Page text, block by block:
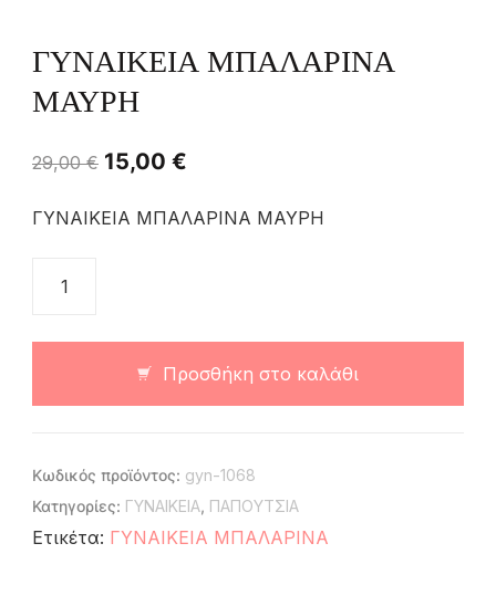
ΓΥΝΑΙΚΕΙΑ ΜΠΑΛΑΡΙΝΑ
ΜΑΥΡΗ
29,00€ 15,00 €
ΓΥΝΑΙΚΕΙΑ ΜΠΑΛΑΡΙΝΑ ΜΑΥΡΗ
Προσθήκη στο καλάθι
Κωδικός προϊόντος: gyn-1068
Κατηγορίες: ΓΥΝΑΙΚΕΙΑ, ΠΑΠΟΥΤΣΙΑ
Ετικέτα: ΓΥΝΑΙΚΕΙΑ ΜΠΑΛΑΡΙΝΑ